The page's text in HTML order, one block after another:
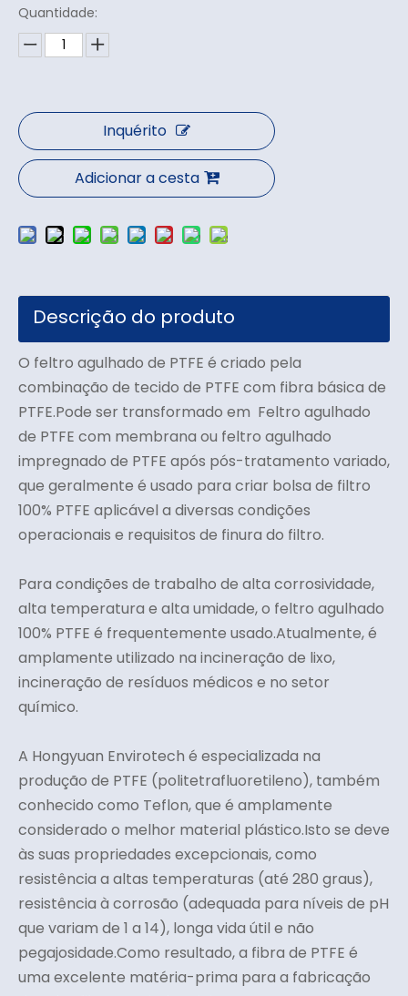
Quantidade:
Inquérito
Adicionar a cesta
Descrição do produto
O feltro agulhado de PTFE é criado pela
combinação de tecido de PTFE com fibra básica de
PTFE.Pode ser transformado em Feltro agulhado
de PTFE com membrana ou feltro agulhado
impregnado de PTFE após pós-tratamento variado,
que geralmente é usado para criar bolsa de filtro
100% PTFE aplicável a diversas condições
operacionais e requisitos de finura do filtro.
Para condições de trabalho de alta corrosividade,
alta temperatura e alta umidade, o feltro agulhado
100% PTFE é frequentemente usado.Atualmente, é
amplamente utilizado na incineração de lixo,
incineração de resíduos médicos e no setor
químico.
A Hongyuan Envirotech é especializada na
produção de PTFE (politetrafluoretileno), também
conhecido como Teflon, que é amplamente
considerado o melhor material plástico.Isto se deve
às suas propriedades excepcionais, como
resistência a altas temperaturas (até 280 graus),
resistência à corrosão (adequada para níveis de pH
que variam de 1 a 14), longa vida útil e não
pegajosidade.Como resultado, a fibra de PTFE é
uma excelente matéria-prima para a fabricação